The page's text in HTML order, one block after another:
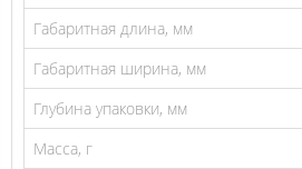
Габаритная длина, мм
Габаритная ширина, мм
Глубина упаковки, мм
Масса, г